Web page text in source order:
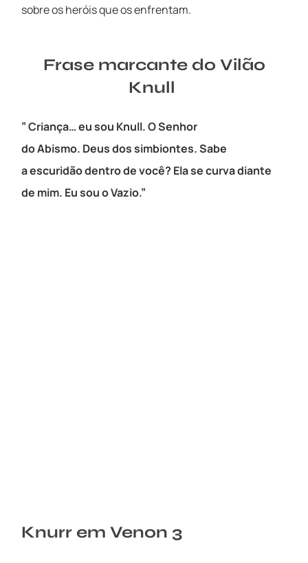
sobre os heróis que os enfrentam.
Frase marcante do Vilão
Knull
” Criança… eu sou Knull. O Senhor
do Abismo. Deus dos simbiontes. Sabe
a escuridão dentro de você? Ela se curva diante
de mim. Eu sou o Vazio.”
Knurr em Venon 3